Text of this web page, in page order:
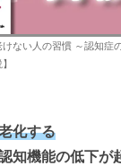
けない人の習慣 ～認知症
化する
知機能の低下が